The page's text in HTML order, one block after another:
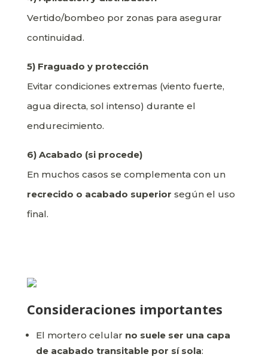
Vertido/bombeo por zonas para asegurar
continuidad.
5) Fraguado y protección
Evitar condiciones extremas (viento fuerte,
agua directa, sol intenso) durante el
endurecimiento.
6) Acabado (si procede)
En muchos casos se complementa con un
recrecido o acabado superior según el uso
final.
Consideraciones importantes
El mortero celular no suele ser una capa
de acabado transitable por sí sola: